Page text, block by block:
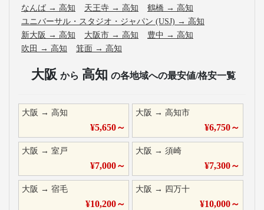
なんば → 高知 天王寺 → 高知 鶴橋 → 高知
ユニバーサル・スタジオ・ジャパン (USJ) → 高知
新大阪 → 高知 大阪市 → 高知 豊中 → 高知
吹田 → 高知 箕面 → 高知
大阪 から 高知 の各地域への最安値/格安一覧
大阪 → 高知
¥5,650～
大阪 →高知市
¥6,750～
大阪 → 室戸
¥7,000～
大阪 →須崎
¥7,300～
大阪 → 宿毛
¥10,200～
大阪 → 四万十
¥10,000～